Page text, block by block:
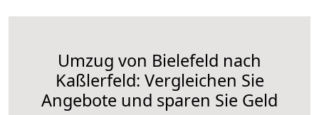
Umzug von Bielefeld nach
Kaßlerfeld: Vergleichen Sie
Angebote und sparen Sie Geld